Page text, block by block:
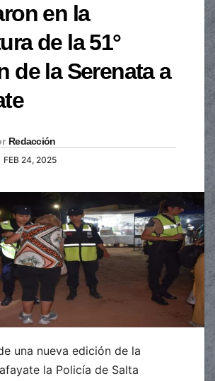
en la
de la 51°
de la Serenata a
Redacción
FEB 24, 2025
una nueva edición de la
la Policía de Salta